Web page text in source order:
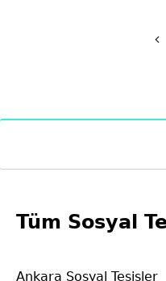
Tüm Sosyal
Ankara Sosyal Tesisler